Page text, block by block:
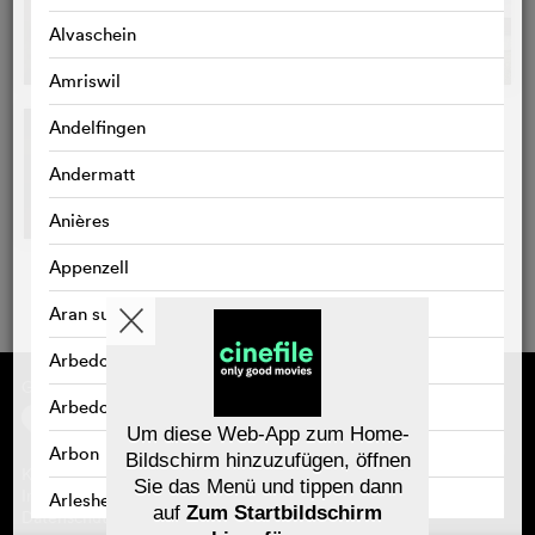
Alvaschein
Amriswil
Andelfingen
Andermatt
Anières
Appenzell
Aran sur Vilette
Arbedo
Arbedo-Castione
Arbon
Arlesheim
Gefördert von
Kontakt
Impressum
Datenschutz
Newsletter
Häufig gestellte Fragen (FAQ)
Gutscheine
Um diese Web-App zum Home-
Bildschirm hinzuzufügen, öffnen
Sie das Menü und tippen dann
auf Zum Startbildschirm